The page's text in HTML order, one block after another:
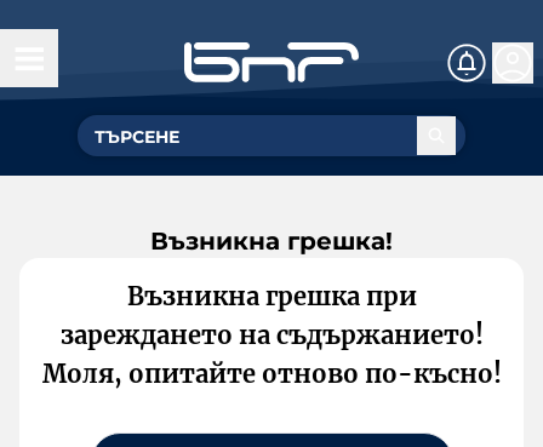
Възникна грешка!
Възникна грешка при
зареждането на съдържанието!
Моля, опитайте отново по-късно!